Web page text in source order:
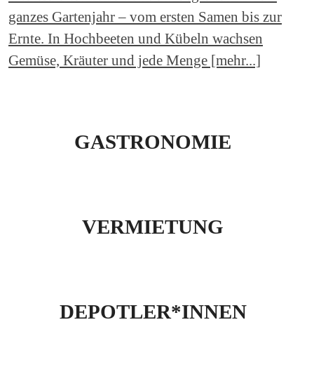
ganzes Gartenjahr – vom ersten Samen bis zur
Ernte. In Hochbeeten und Kübeln wachsen
Gemüse, Kräuter und jede Menge [mehr...]
GASTRONOMIE
VERMIETUNG
DEPOTLER*INNEN